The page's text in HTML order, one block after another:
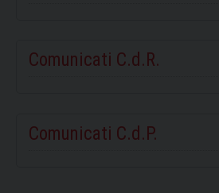
Comunicati C.d.R.
Comunicati C.d.P.